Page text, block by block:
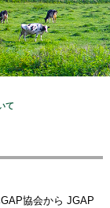
て
協会から JGAP